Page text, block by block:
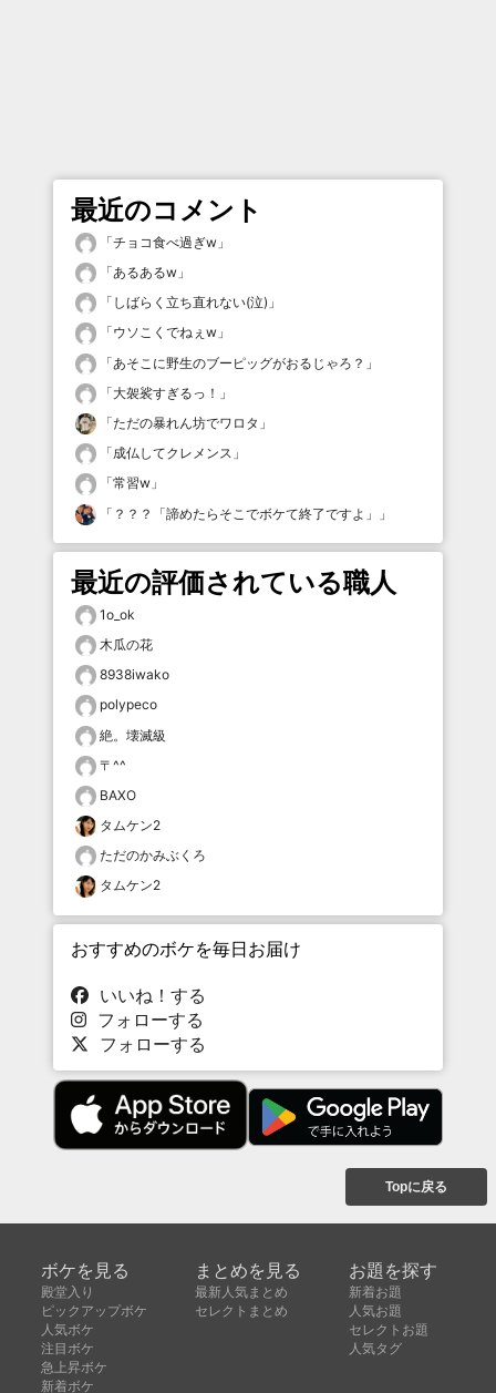
最近のコメント
「チョコ食べ過ぎw 」
「あるあるw 」
「 しばらく立ち直れない(泣) 」
「ウソこくでねぇw 」
「あそこに野生のブーピッグがおるじゃろ？ 」
「大袈裟すぎるっ！ 」
「ただの暴れん坊でワロタ 」
「成仏してクレメンス 」
「常習w 」
「 ？？？「諦めたらそこでボケて終了ですよ」 」
最近の評価されている職人
1o_ok
木瓜の花
8938iwako
polypeco
絶。壊滅級
〒^^
BAXO
タムケン2
ただのかみぶくろ
タムケン2
おすすめのボケを毎日お届け
いいね！する
フォローする
フォローする
Topに戻る
ボケを見る
殿堂入り
ピックアップボケ
人気ボケ
注目ボケ
急上昇ボケ
新着ボケ
まとめを見る
最新人気まとめ
セレクトまとめ
お題を探す
新着お題
人気お題
セレクトお題
人気タグ